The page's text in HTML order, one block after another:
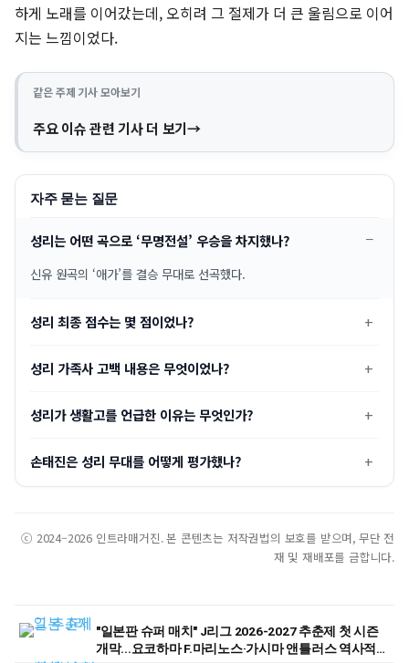
하게 노래를 이어갔는데, 오히려 그 절제가 더 큰 울림으로 이어
지는 느낌이었다.
같은 주제 기사 모아보기
주요 이슈 관련 기사 더 보기
자주 묻는 질문
성리는 어떤 곡으로 ‘무명전설’ 우승을 차지했나?
신유 원곡의 ‘애가’를 결승 무대로 선곡했다.
성리 최종 점수는 몇 점이었나?
성리 가족사 고백 내용은 무엇이었나?
성리가 생활고를 언급한 이유는 무엇인가?
손태진은 성리 무대를 어떻게 평가했나?
ⓒ 2024–2026 인트라매거진. 본 콘텐츠는 저작권법의 보호를 받으며, 무단 전
재 및 재배포를 금합니다.
"일본판 슈퍼 매치" J리그 2026-2027 추춘제 첫 시즌
개막...요코하마 F.마리노스·가시마 앤틀러스 역사적